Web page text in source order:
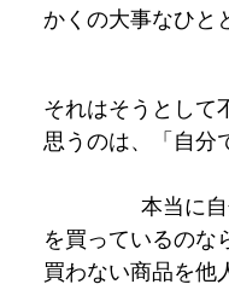
かくの大事なひと
それはそうとして
思うのは、「自分
本当に
を買っているのな
買わない商品を他